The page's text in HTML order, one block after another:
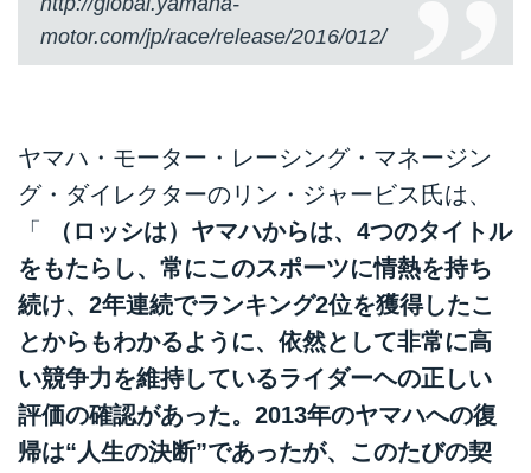
motor.com/jp/race/release/2016/012/
ヤマハ・モーター・レーシング・マネージン
グ・ダイレクターのリン・ジャービス氏は、
「
（ロッシは）ヤマハからは、4つのタイトル
をもたらし、常にこのスポーツに情熱を持ち
続け、2年連続でランキング2位を獲得したこ
とからもわかるように、依然として非常に高
い競争力を維持しているライダーヘの正しい
評価の確認があった。2013年のヤマハへの復
帰は“人生の決断”であったが、このたびの契